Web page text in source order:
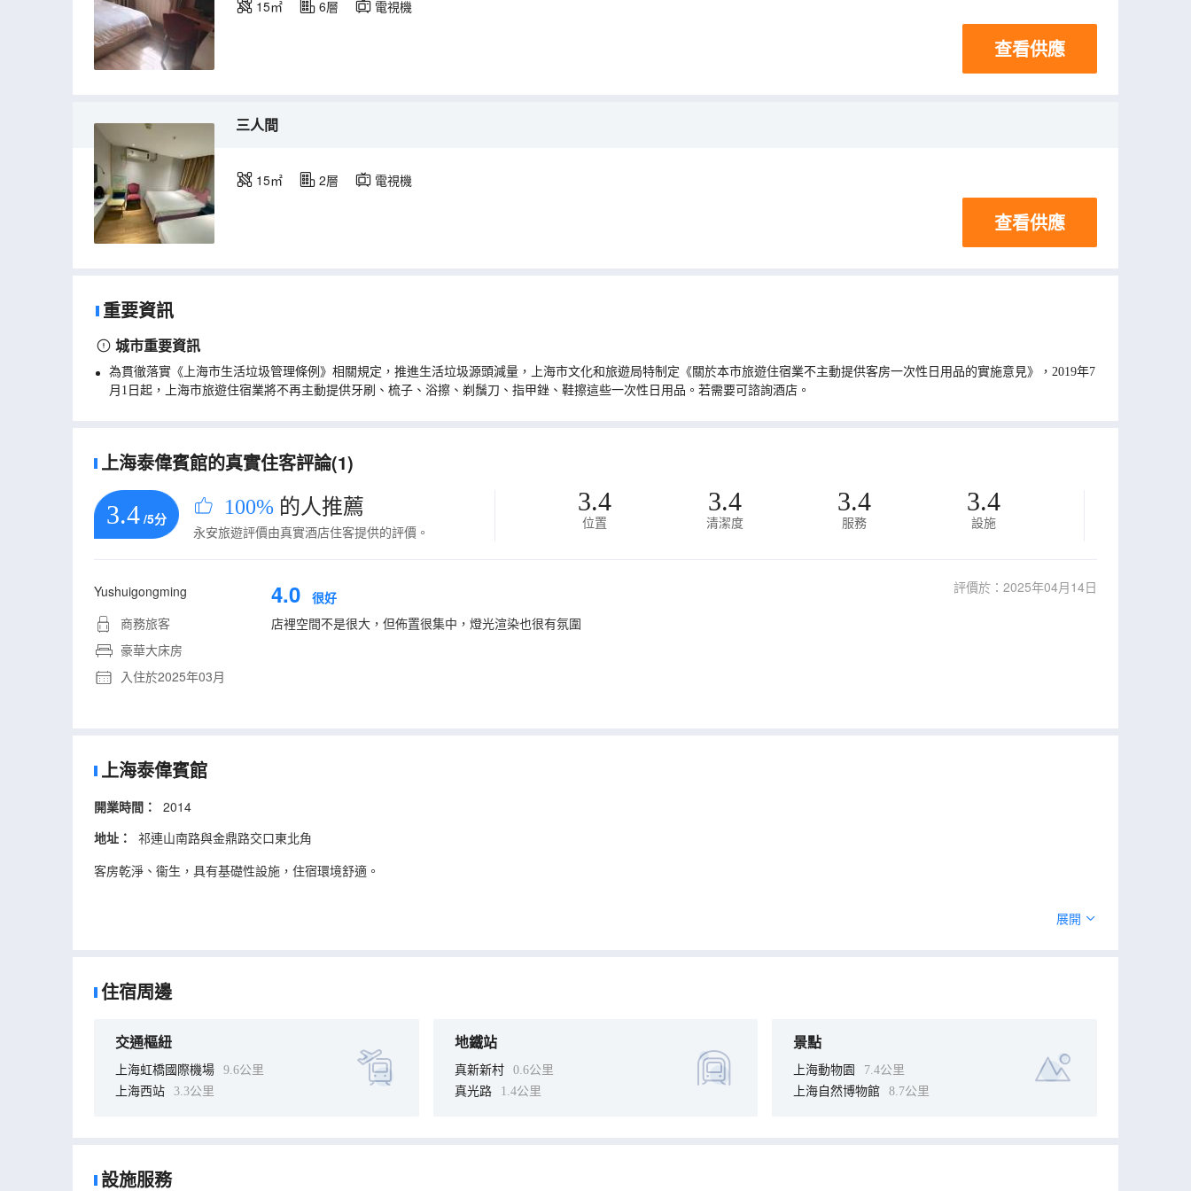
15㎡ 6層 電視機
查看供應
三人間
15㎡ 2層 電視機
查看供應
重要資訊
城市重要資訊
為貫徹落實《上海市生活垃圾管理條例》相關規定，推進生活垃圾源頭減量，上海市文化和旅遊局特制定《關於本市旅遊住宿業不主動提供客房一次性日用品的實施意見》，2019年7
月1日起，上海市旅遊住宿業將不再主動提供牙刷、梳子、浴擦、剃鬚刀、指甲銼、鞋擦這些一次性日用品。若需要可諮詢酒店。
上海泰偉賓館的真實住客評論(1)
3.4 /5分 100% 的人推薦
永安旅遊評價由真實酒店住客提供的評價。
3.4
位置
3.4
清潔度
3.4
服務
3.4
設施
Yushuigongming
商務旅客
豪華大床房
入住於2025年03月
4.0 很好
評價於：2025年04月14日
店裡空間不是很大，但佈置很集中，燈光渲染也很有氛圍
上海泰偉賓館
開業時間：
2014
地址：
祁連山南路與金鼎路交口東北角
客房乾淨、衞生，具有基礎性設施，住宿環境舒適。
展開
住宿周邊
交通樞紐
上海虹橋國際機場
9.6公里
上海西站
3.3公里
地鐵站
真新新村
0.6公里
真光路
1.4公里
景點
上海動物園
7.4公里
上海自然博物館
8.7公里
設施服務